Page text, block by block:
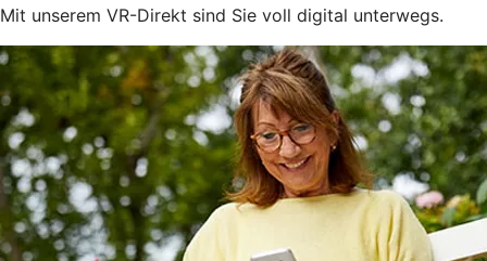
Mit unserem VR-Direkt sind Sie voll digital unterwegs.